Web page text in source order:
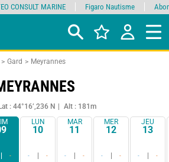
Gard Meyrannes
Lat : 44°16’,236 N Alt : 181m
-
LUN
10
- -
MAR
11
- -
MER
12
- -
JEU
13
- -
CONSULT MARINE Figaro Nautisme